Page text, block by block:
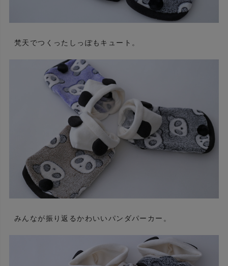
梵天でつくったしっぽもキュート。
みんなが振り返るかわいいパンダパーカー。